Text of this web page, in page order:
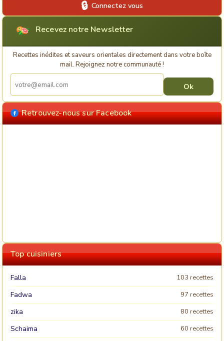
Connectez vous
Recevez notre Newsletter
Recettes inédites et saveurs orientales directement dans votre boîte
mail. Rejoignez notre communauté !
Retrouvez-nous sur Facebook
Top cuisiniers
Falla 103 recettes
Fadwa 97 recettes
zika 80 recettes
Schaima 60 recettes